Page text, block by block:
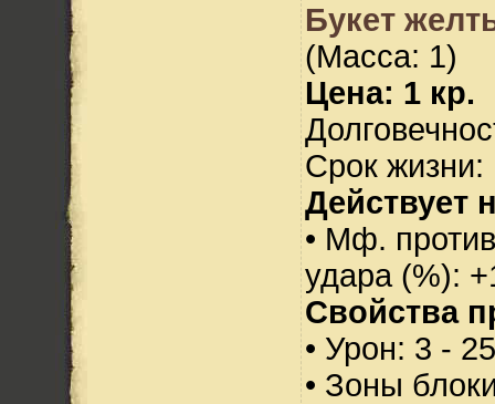
Букет
(Масса: 1)
Цена: 1 кр.
Срок жизни:
Действует
• Мф.
удара (%):
Свойства
• Урон: 3 - 25
• Зоны